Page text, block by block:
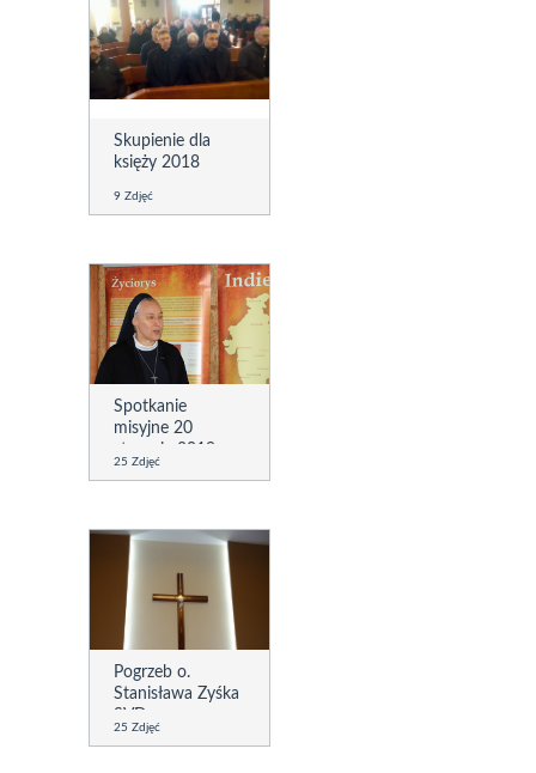
Skupienie dla
księży 2018
9 Zdjęć
Spotkanie
misyjne 20
stycznia 2019
25 Zdjęć
Pogrzeb o.
Stanisława Zyśka
SVD
25 Zdjęć